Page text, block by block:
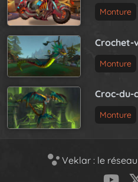
Monture
Crochet-
Monture
Croc-du-
Monture
Veklar : le